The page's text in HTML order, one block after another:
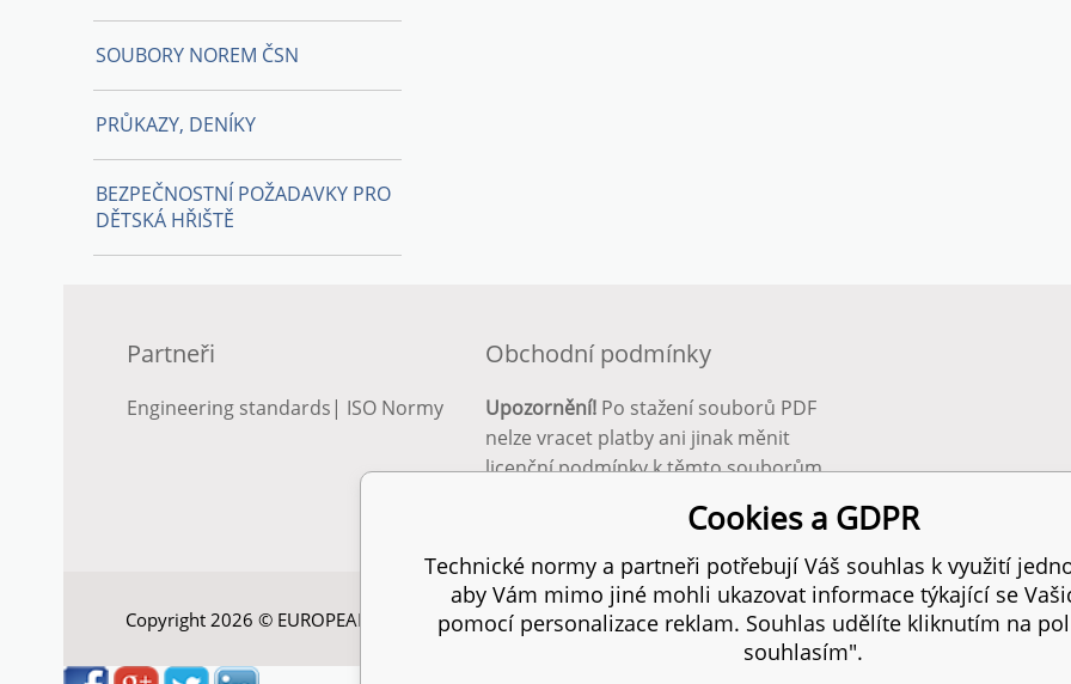
SOUBORY NOREM ČSN
PRŮKAZY, DENÍKY
BEZPEČNOSTNÍ POŽADAVKY PRO
DĚTSKÁ HŘIŠTĚ
Partneři
Engineering standards | ISO Normy
Obchodní podmínky
Upozornění! Po stažení souborů PDF
nelze vracet platby ani jinak měnit
licenční podmínky k těmto souborům.
Copyright 2026 © EUROPEAN STANDARD. Všechna práva vyhrazena.
Cookies a GDPR
Technické normy a partneři potřebují Váš souhlas k využití
aby Vám mimo jiné mohli ukazovat informace týkající se
pomocí personalizace reklam. Souhlas udělíte kliknutím na
souhlasím".